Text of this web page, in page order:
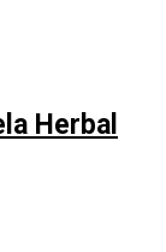
Herbal